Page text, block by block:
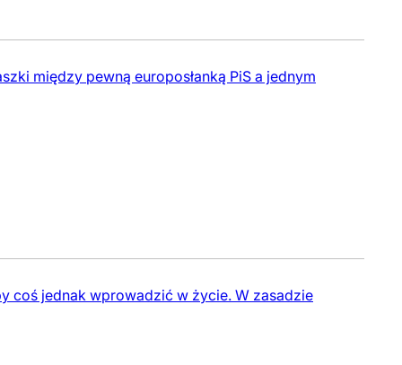
między pewną europosłanką PiS a jednym
coś jednak wprowadzić w życie. W zasadzie